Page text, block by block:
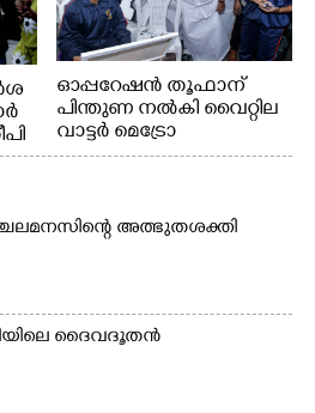
ഓപ്പറേഷൻ തൂഫാന്
പിന്തുണ നൽകി വൈറ്റില
വാട്ടർ മെട്രോ
ടെർമിനലിൽ റോട്ടറി ക്ലബ്
സഹകരിച്ച് നടത്തിയ
കളേഴ്‌സ് ഓഫ് ഹോപ്
ചെയ്ത ശേഷം ചിത്രം
വരയ്ക്കുന്ന കുട്ടികളോട്
അത്ഭുതശക്തി
​ദൈ​വദൂതൻ